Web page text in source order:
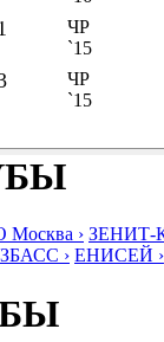
ЧР
`15
ЧР
`15
› ЗЕНИТ-
› ЕНИСЕЙ ›